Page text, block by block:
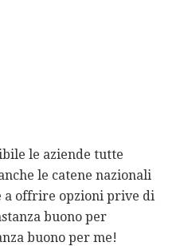
le aziende tutte
le catene nazionali
a offrire opzioni prive di
buono per
buono per me!